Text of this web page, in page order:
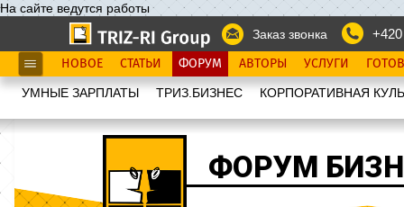
На сайте ведутся работы
Заказ звонка
НОВОЕ СТАТЬИ ФОРУМ АВТОРЫ УСЛУГИ
УМНЫЕ ЗАРПЛАТЫ ТРИЗ.БИЗНЕС КОРПОРАТИВНАЯ
ФОРУМ